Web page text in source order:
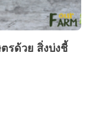
รด้วย สิ่งบ่งชี้